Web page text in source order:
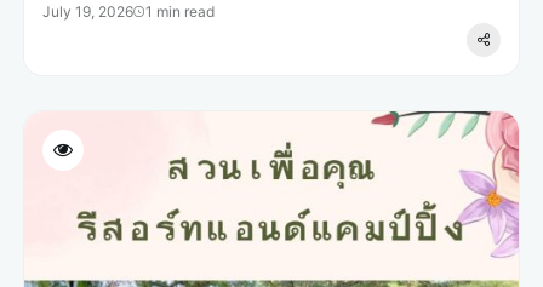
July 19, 2026
1 min read